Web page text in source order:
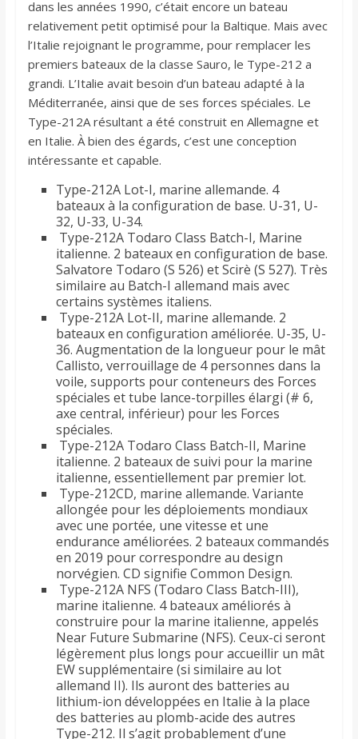
dans les années 1990, c’était encore un bateau
relativement petit optimisé pour la Baltique. Mais avec
l’Italie rejoignant le programme, pour remplacer les
premiers bateaux de la classe Sauro, le Type-212 a
grandi. L’Italie avait besoin d’un bateau adapté à la
Méditerranée, ainsi que de ses forces spéciales. Le
Type-212A résultant a été construit en Allemagne et
en Italie. À bien des égards, c’est une conception
intéressante et capable.
Type-212A Lot-I, marine allemande. 4
bateaux à la configuration de base. U-31, U-
32, U-33, U-34.
Type-212A Todaro Class Batch-I, Marine
italienne. 2 bateaux en configuration de base.
Salvatore Todaro (S 526) et Scirè (S 527). Très
similaire au Batch-I allemand mais avec
certains systèmes italiens.
Type-212A Lot-II, marine allemande. 2
bateaux en configuration améliorée. U-35, U-
36. Augmentation de la longueur pour le mât
Callisto, verrouillage de 4 personnes dans la
voile, supports pour conteneurs des Forces
spéciales et tube lance-torpilles élargi (# 6,
axe central, inférieur) pour les Forces
spéciales.
Type-212A Todaro Class Batch-II, Marine
italienne. 2 bateaux de suivi pour la marine
italienne, essentiellement par premier lot.
Type-212CD, marine allemande. Variante
allongée pour les déploiements mondiaux
avec une portée, une vitesse et une
endurance améliorées. 2 bateaux commandés
en 2019 pour correspondre au design
norvégien. CD signifie Common Design.
Type-212A NFS (Todaro Class Batch-III),
marine italienne. 4 bateaux améliorés à
construire pour la marine italienne, appelés
Near Future Submarine (NFS). Ceux-ci seront
légèrement plus longs pour accueillir un mât
EW supplémentaire (si similaire au lot
allemand II). Ils auront des batteries au
lithium-ion développées en Italie à la place
des batteries au plomb-acide des autres
Type-212. Il s’agit probablement d’une